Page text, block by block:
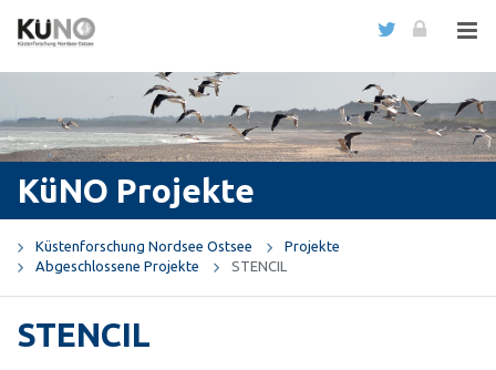
KüNO Projekte
Küstenforschung Nordsee Ostsee
Projekte
Abgeschlossene Projekte
STENCIL
STENCIL